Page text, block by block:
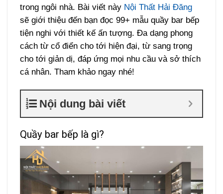
trong ngôi nhà. Bài viết này Nội Thất Hải Đăng
sẽ giới thiệu đến bạn đọc 99+ mẫu quầy bar bếp
tiện nghi với thiết kế ấn tượng. Đa dạng phong
cách từ cổ điển cho tới hiện đại, từ sang trọng
cho tới giản dị, đáp ứng mọi nhu cầu và sở thích
cá nhân. Tham khảo ngay nhé!
Nội dung bài viết
Quầy bar bếp là gì?